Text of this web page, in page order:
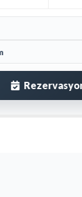
Rezervasyon